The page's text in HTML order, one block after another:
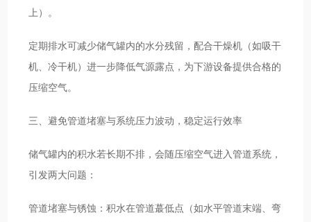
上）。
定期排水可减少储气罐内的水分残留，配合干燥机（如吸干
机、冷干机）进一步降低气源露点，为下游设备提供合格的
压缩空气。
三、避免管道堵塞与系统压力波动，稳定运行效率
储气罐内的积水若长期不排，会随压缩空气进入管道系统，
引发两大问题：
管道堵塞与锈蚀：积水在管道蕞低点（如水平管道末端、弯